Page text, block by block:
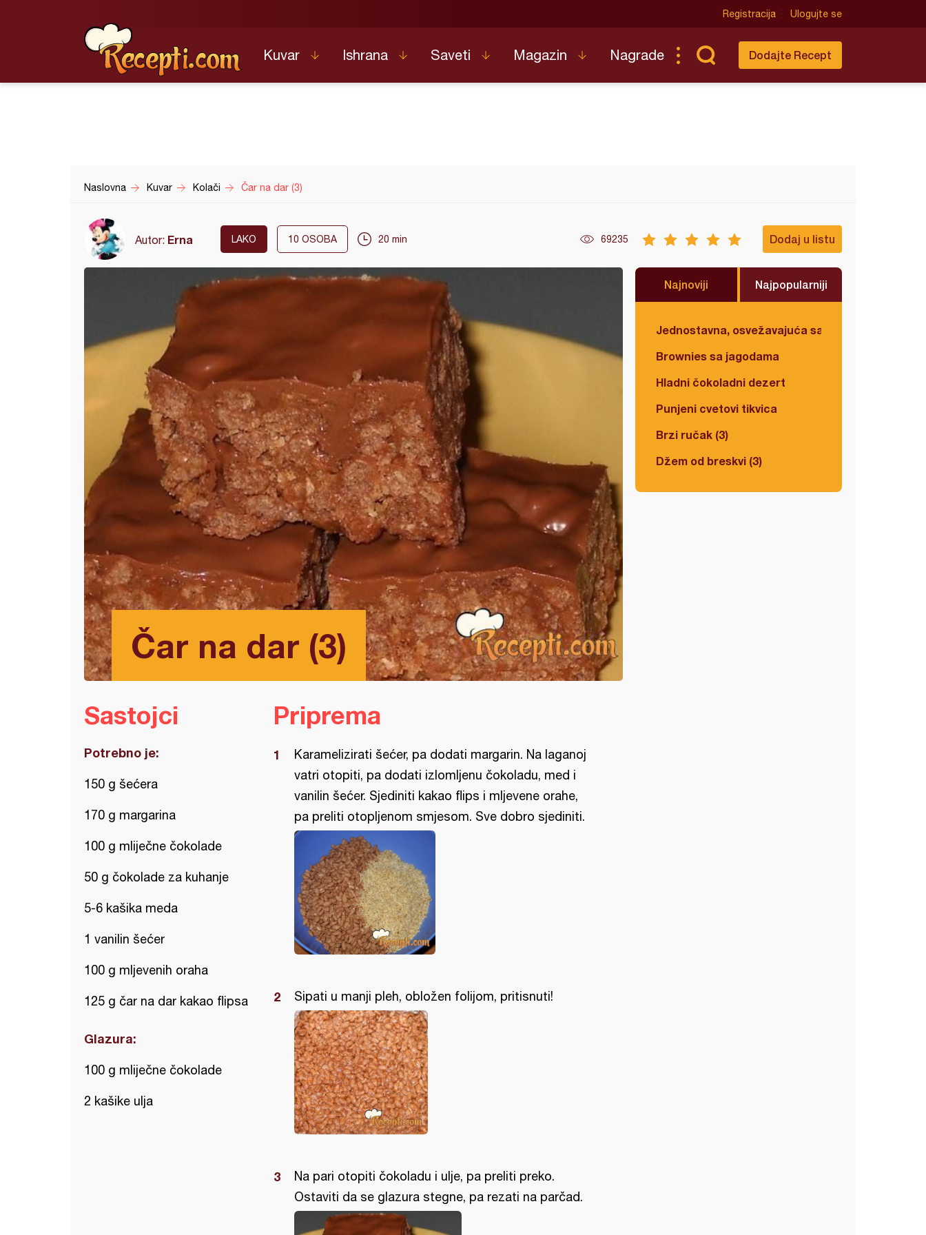
Registracija Ulogujte se
Kuvar Ishrana Saveti Magazin Nagrade Dodajte Recept
Naslovna Kuvar Kolači Čar na dar (3)
Autor: Erna LAKO 10 OSOBA 20 min 69235 Dodaj u listu
Čar na dar (3)
Najnoviji Najpopularniji
Jednostavna, osvežavajuća salata
Brownies sa jagodama
Hladni čokoladni dezert
Punjeni cvetovi tikvica
Brzi ručak (3)
Džem od breskvi (3)
Sastojci
Potrebno je:
150 g šećera
170 g margarina
100 g mliječne čokolade
50 g čokolade za kuhanje
5-6 kašika meda
1 vanilin šećer
100 g mljevenih oraha
125 g čar na dar kakao flipsa
Glazura:
100 g mliječne čokolade
2 kašike ulja
Priprema
Karamelizirati šećer, pa dodati margarin. Na laganoj
vatri otopiti, pa dodati izlomljenu čokoladu, med i
vanilin šećer. Sjediniti kakao flips i mljevene orahe,
pa preliti otopljenom smjesom. Sve dobro sjediniti.
Sipati u manji pleh, obložen folijom, pritisnuti!
Na pari otopiti čokoladu i ulje, pa preliti preko.
Ostaviti da se glazura stegne, pa rezati na parčad.